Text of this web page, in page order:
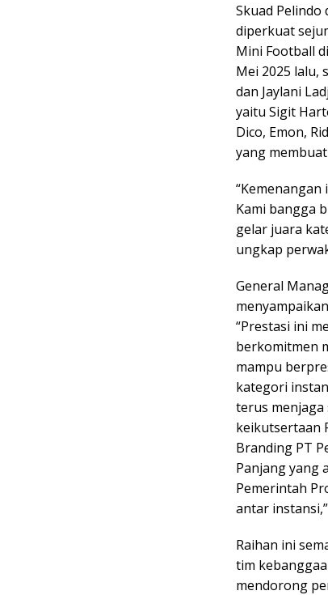
Skuad Pelindo
diperkuat
Mini Football
Mei 2025 lalu,
dan Jaylani
yaitu Sigit
Dico, Emon,
yang
Kami bangga
gelar juara
ungkap
General
“Prestasi ini
berkomitmen
mampu
kategori
terus menjaga
keikutsertaan
Branding PT
Panjang yang
Pemerintah
antar
Raihan ini
tim
mendorong